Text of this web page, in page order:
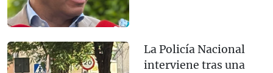
La Policía Nacional
interviene tras una